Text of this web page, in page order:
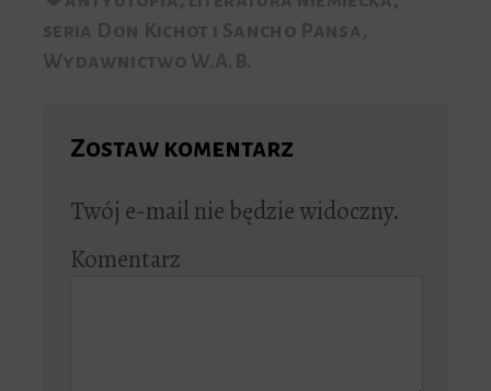
Zostaw komentarz
Twój e-mail nie będzie widoczny.
Komentarz